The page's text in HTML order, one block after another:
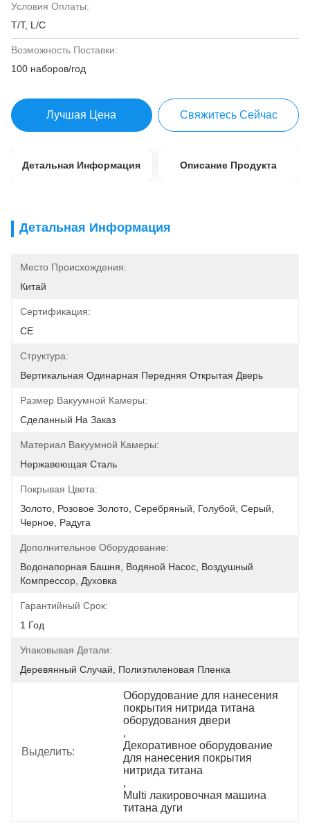
Условия Оплаты:
T/T, L/C
Возможность Поставки:
100 наборов/год
Лучшая Цена Свяжитесь Сейчас
Детальная Информация Описание Продукта
Детальная Информация
Место Происхождения:
Китай
Сертификация:
CE
Структура:
Вертикальная Одинарная Передняя Открытая Дверь
Размер Вакуумной Камеры:
Сделанный На Заказ
Материал Вакуумной Камеры:
Нержавеющая Сталь
Покрывая Цвета:
Золото, Розовое Золото, Серебряный, Голубой, Серый,
Черное, Радуга
Дополнительное Оборудование:
Водонапорная Башня, Водяной Насос, Воздушный
Компрессор, Духовка
Гарантийный Срок:
1 Год
Упаковывая Детали:
Деревянный Случай, Полиэтиленовая Пленка
Выделить:
Оборудование для нанесения
покрытия нитрида титана
оборудования двери
,
Декоративное оборудование
для нанесения покрытия
нитрида титана
,
Multi лакировочная машина
титана дуги